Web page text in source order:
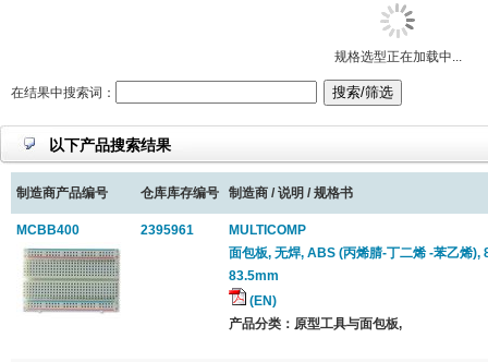
规格选型正在加载中...
在结果中搜索词：
以下产品搜索结果
制造商产品编号 仓库库存编号 制造商 / 说明 / 规格书
MCBB400 2395961
MULTICOMP
面包板, 无焊, ABS (丙烯腈-丁二烯 -苯乙烯
83.5mm
(EN)
产品分类：原型工具与面包板,